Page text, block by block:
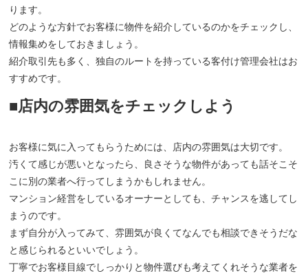
ります。
どのような方針でお客様に物件を紹介しているのかをチェックし、
情報集めをしておきましょう。
紹介取引先も多く、独自のルートを持っている客付け管理会社はお
すすめです。
■店内の雰囲気をチェックしよう
お客様に気に入ってもらうためには、店内の雰囲気は大切です。
汚くて感じが悪いとなったら、良さそうな物件があっても話そこそ
こに別の業者へ行ってしまうかもしれません。
マンション経営をしているオーナーとしても、チャンスを逃してし
まうのです。
まず自分が入ってみて、雰囲気が良くてなんでも相談できそうだな
と感じられるといいでしょう。
丁寧でお客様目線でしっかりと物件選びも考えてくれそうな業者を